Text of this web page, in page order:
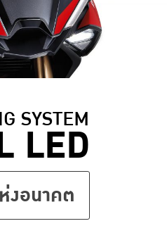
SYSTEM
LED
งอนาคต